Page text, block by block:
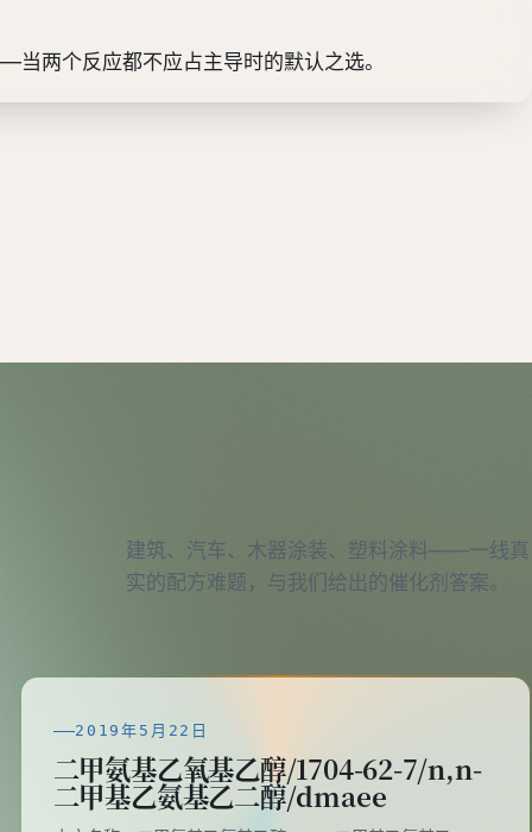
两个反应都不应占主导时的默认之选。
建筑、汽车、木器涂装、塑料涂料——一线真
实的配方难题，与我们给出的催化剂答案。
2019年5月22日
二甲氨基乙氧基乙醇/1704-62-7/n,n-
二甲基乙氨基乙二醇/dmaee